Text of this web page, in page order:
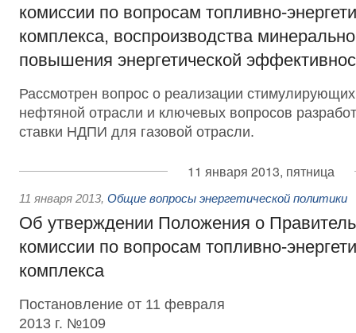
комиссии по вопросам топливно-
комплекса, воспроизводства
повышения энергетической
Рассмотрен вопрос о реализации
нефтяной отрасли и ключевых вопросов
ставки НДПИ для газовой отрасли.
11 января 2013, пятница
11 января 2013, Общие вопросы энергетической политики
Об утверждении Положения о
комиссии по вопросам топливно-
комплекса
Постановление от 11 февраля
2013 г. №109